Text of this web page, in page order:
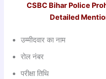
CSBC Bihar Police
Detailed
उम्मीदवार का नाम
रोल नंबर
परीक्षा तिथि